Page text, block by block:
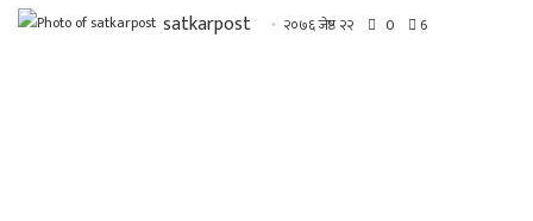
satkarpost २०७६ जेष्ठ २२ 0 6